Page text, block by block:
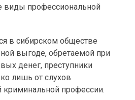
профессиональной
в сибирском обществе
выгоде, обретаемой при
денег, преступники
лишь от слухов
криминальной профессии.